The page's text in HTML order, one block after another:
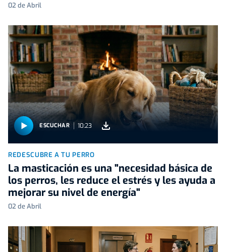
02 de Abril
ESCUCHAR 10:23
REDESCUBRE A TU PERRO
La masticación es una "necesidad básica de
los perros, les reduce el estrés y les ayuda a
mejorar su nivel de energía"
02 de Abril